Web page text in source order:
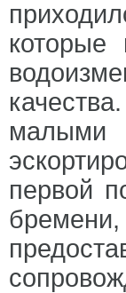
которые
малыми
первой